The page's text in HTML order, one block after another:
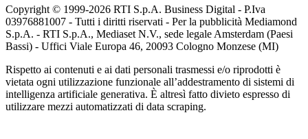
Copyright © 1999-2026 RTI S.p.A. Business Digital - P.Iva
03976881007 - Tutti i diritti riservati - Per la pubblicità Mediamond
S.p.A. - RTI S.p.A., Mediaset N.V., sede legale Amsterdam (Paesi
Bassi) - Uffici Viale Europa 46, 20093 Cologno Monzese (MI)
Rispetto ai contenuti e ai dati personali trasmessi e/o riprodotti è
vietata ogni utilizzazione funzionale all’addestramento di sistemi di
intelligenza artificiale generativa. È altresì fatto divieto espresso di
utilizzare mezzi automatizzati di data scraping.